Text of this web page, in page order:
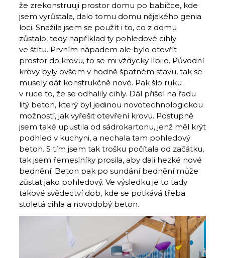
že zrekonstruuji prostor domu po babičce, kde
jsem vyrůstala, dalo tomu domu nějakého genia
loci. Snažila jsem se použít i to, co z domu
zůstalo, tedy například ty pohledové cihly
ve štítu. Prvním nápadem ale bylo otevřít
prostor do krovu, to se mi vždycky líbilo. Původní
krovy byly ovšem v hodně špatném stavu, tak se
musely dát konstrukčně nové. Pak šlo ruku
v ruce to, že se odhalily cihly. Dál přišel na řadu
litý beton, který byl jedinou novotechnologickou
možností, jak vyřešit otevření krovu. Postupně
jsem také upustila od sádrokartonu, jenž měl krýt
podhled v kuchyni, a nechala tam pohledový
beton. S tím jsem tak trošku počítala od začátku,
tak jsem řemeslníky prosila, aby dali hezké nové
bednění. Beton pak po sundání bednění může
zůstat jako pohledový. Ve výsledku je to tady
takové svědectví dob, kde se potkává třeba
stoletá cihla a novodobý beton.